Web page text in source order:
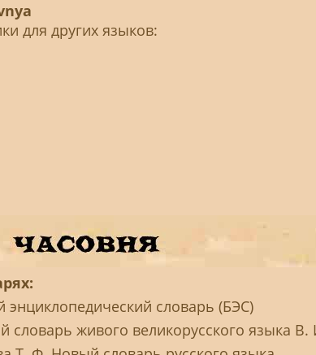
для других языков:
словарь (БЭС)
словарь живого великорусского языка В.